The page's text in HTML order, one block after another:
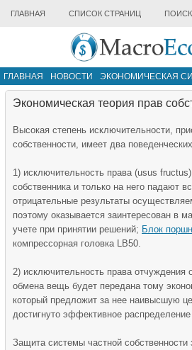
ГЛАВНАЯ СПИСОК СТРАНИЦ
ГЛАВНАЯ НОВОСТИ
ЭКОНОМИЧЕСКАЯ
ИНФРАСТРУКТУРА РЫНКА
Экономическая теория прав
Высокая степень исключительности,
собственности, имеет два
1) исключительность права (usus
собственника и только на него падают
отрицательные результаты
поэтому оказывается заинтересован в
учете при принятии решений; Блок
компрессорная головка LB50.
2) исключительность права отчуждения
обмена вещь будет передана тому
который предложит за нее наивысшую
достигнуто эффективное
Защита системы частной